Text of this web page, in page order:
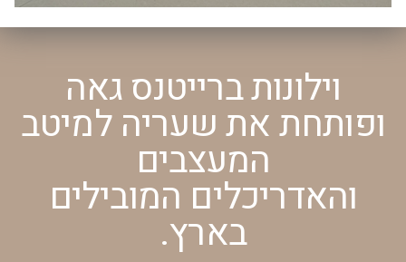
וילונות ברייטנס גאה
ופותחת את שעריה למיטב
המעצבים
והאדריכלים המובילים
בארץ.